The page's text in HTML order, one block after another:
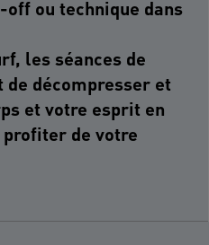
ou technique dans
les séances de
de décompresser et
et votre esprit en
de votre